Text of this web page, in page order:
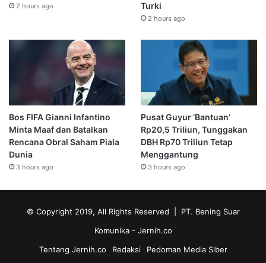
2 hours ago
Turki
2 hours ago
Bos FIFA Gianni Infantino
Minta Maaf dan Batalkan
Rencana Obral Saham Piala
Dunia
3 hours ago
Pusat Guyur ‘Bantuan’
Rp20,5 Triliun, Tunggakan
DBH Rp70 Triliun Tetap
Menggantung
3 hours ago
© Copyright 2019, All Rights Reserved | PT. Bening Suar
Komunika - Jernih.co
Tentang Jernih.co
Redaksi Pedoman Media Siber